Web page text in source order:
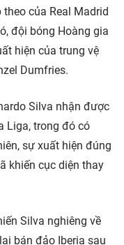
của Real Madrid
đội bóng Hoàng gia
hiện của trung vệ
Dumfries.
Silva nhận được
Liga, trong đó có
sự xuất hiện đúng
khiến cục diện thay
Silva nghiêng về
bán đảo Iberia sau